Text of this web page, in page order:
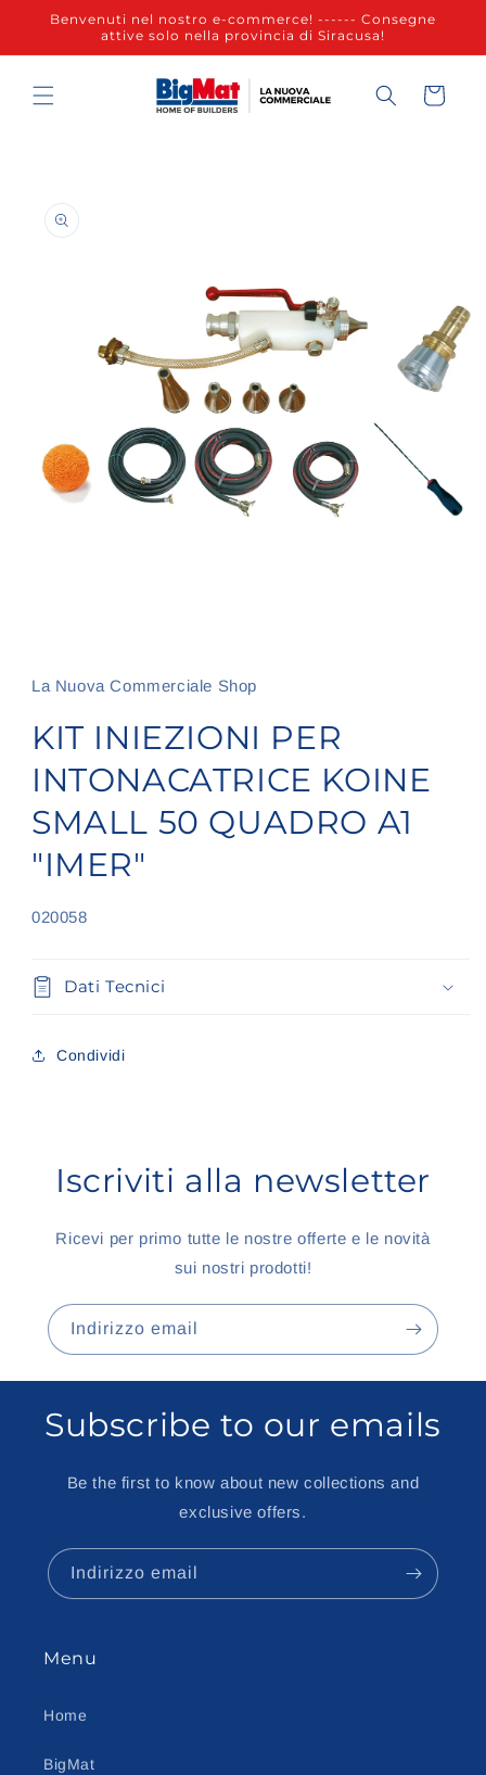
direttamente
ai contenuti
Benvenuti nel nostro e-commerce! ------ Consegne
attive solo nella provincia di Siracusa!
Carrello
informazioni
sul prodotto
1
in
modale
La Nuova Commerciale Shop
KIT INIEZIONI PER
INTONACATRICE KOINE
SMALL 50 QUADRO A1
"IMER"
SKU:
020058
Dati Tecnici
Condividi
Iscriviti alla newsletter
Ricevi per primo tutte le nostre offerte e le novità
sui nostri prodotti!
Indirizzo email
Subscribe to our emails
Be the first to know about new collections and
exclusive offers.
Indirizzo email
Menu
Home
BigMat